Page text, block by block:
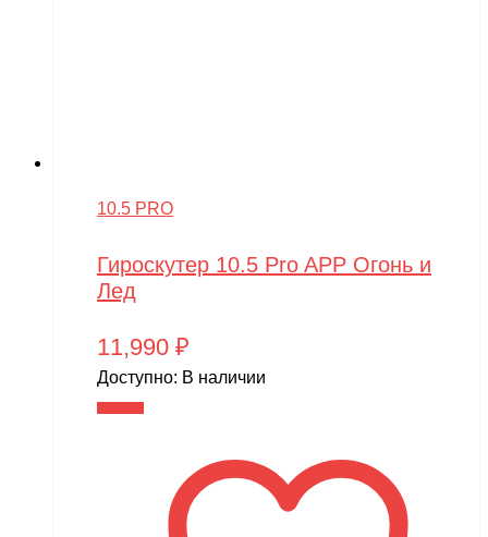
10.5 PRO
Гироскутер 10.5 Pro APP Огонь и
Лед
11,990 ₽
Доступно: В наличии